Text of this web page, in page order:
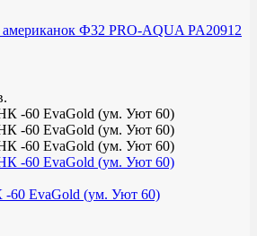
американок Ф32 PRO-AQUA PA20912
-60 EvaGold (ум. Уют 60)